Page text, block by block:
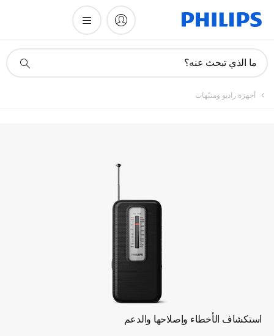
دعم
ما الذي تبحث عنه؟
أجهزة راديو ومنبّهات
استكشاف الأخطاء وإصلاحها والدعم